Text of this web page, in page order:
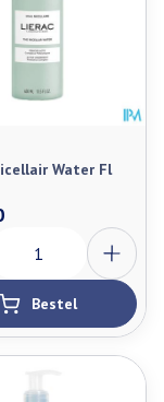
Water Fl
Bestel